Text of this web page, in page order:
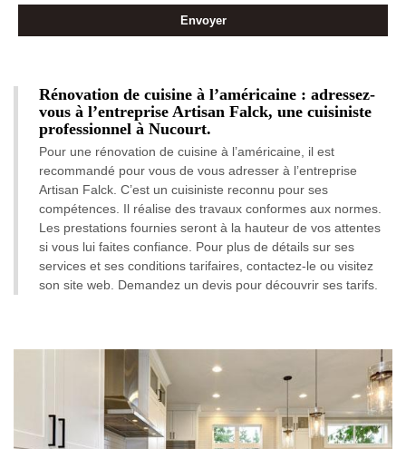
Rénovation de cuisine à l’américaine : adressez-
vous à l’entreprise Artisan Falck, une cuisiniste
professionnel à Nucourt.
Pour une rénovation de cuisine à l’américaine, il est
recommandé pour vous de vous adresser à l’entreprise
Artisan Falck. C’est un cuisiniste reconnu pour ses
compétences. Il réalise des travaux conformes aux normes.
Les prestations fournies seront à la hauteur de vos attentes
si vous lui faites confiance. Pour plus de détails sur ses
services et ses conditions tarifaires, contactez-le ou visitez
son site web. Demandez un devis pour découvrir ses tarifs.